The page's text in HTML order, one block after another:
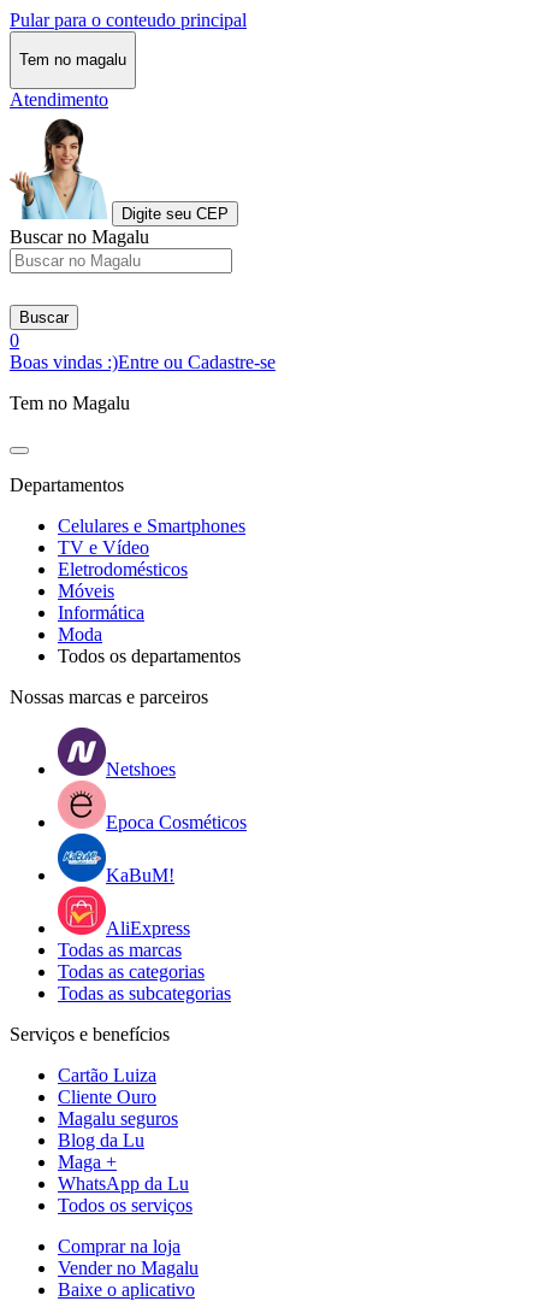
Pular para o conteudo principal
Tem no magalu
Atendimento
Digite seu CEP
Buscar no Magalu
Buscar
0
Boas vindas :)Entre ou Cadastre-se
Tem no Magalu
Departamentos
Celulares e Smartphones
TV e Vídeo
Eletrodomésticos
Móveis
Informática
Moda
Todos os departamentos
Nossas marcas e parceiros
Netshoes
Epoca Cosméticos
KaBuM!
AliExpress
Todas as marcas
Todas as categorias
Todas as subcategorias
Serviços e benefícios
Cartão Luiza
Cliente Ouro
Magalu seguros
Blog da Lu
Maga +
WhatsApp da Lu
Todos os serviços
Comprar na loja
Vender no Magalu
Baixe o aplicativo